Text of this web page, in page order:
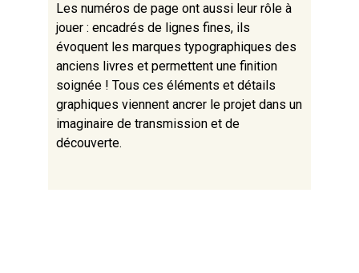
Les numéros de page ont aussi leur rôle à
jouer : encadrés de lignes fines, ils
évoquent les marques typographiques des
anciens livres et permettent une finition
soignée ! Tous ces éléments et détails
graphiques viennent ancrer le projet dans un
imaginaire de transmission et de
découverte.